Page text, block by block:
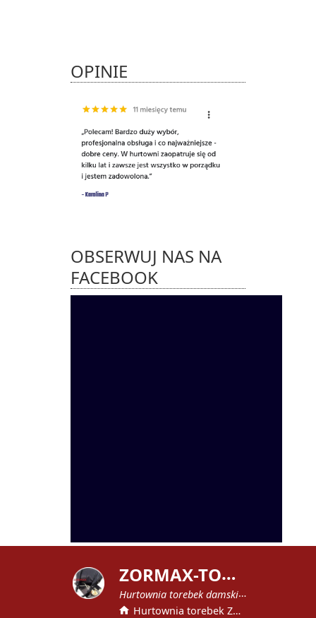
OPINIE
OBSERWUJ NAS NA
FACEBOOK
Z
ORMAX-TOREBKI
Hurtownia torebek damskich
Hurtownia torebek ZORMAX